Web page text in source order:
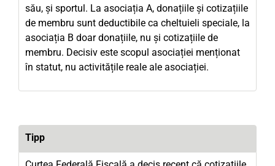
său, și sportul. La asociația A, donațiile și cotizațiile
de membru sunt deductibile ca cheltuieli speciale, la
asociația B doar donațiile, nu și cotizațiile de
membru. Decisiv este scopul asociației menționat
în statut, nu activitățile reale ale asociației.
Tipp